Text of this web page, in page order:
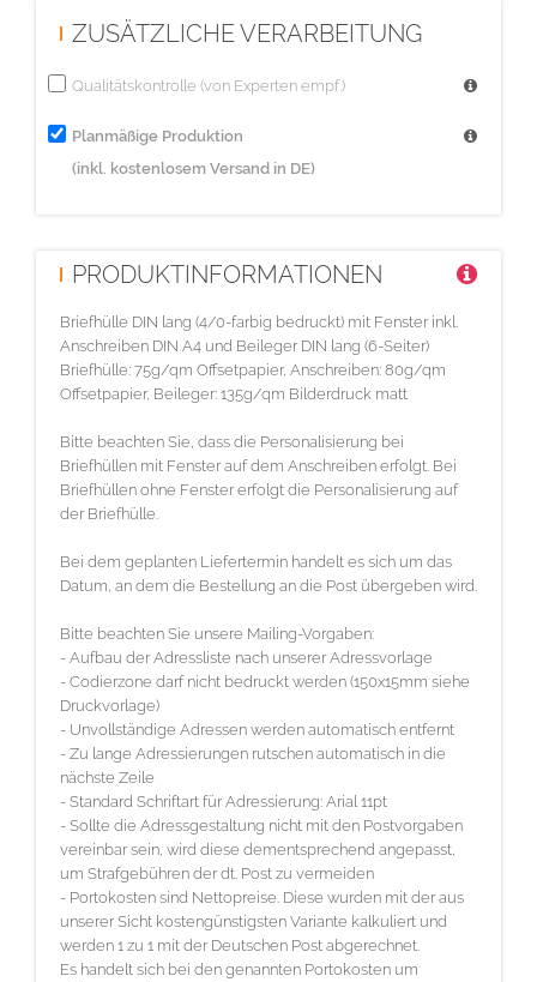
der Deutschen Post abgerechnet.
ohne Gewähr.
Es kann nach Posteinlieferung zu einer Gutschrift oder
Nachberechnung der Portokosten kommen.
(Automationsfähigkeit) sind zu beachten. Bei Nichtbeachtung kann
der Zuschlag der Deutschen Post für die fehlende
Automationsfähigkeit nacherhoben werden.
- Bitte beachten Sie die Dialogpostvorgaben der deutschen Post.
werblichen Inhalten zu. Bei Nichtbeachtung kann ein Zuschlag
der Deutschen Post (Briefpost) nacherhoben werden.
Maschinenkuvertierhüllen DIN lang quer, mit Fenster
Endformat: 22,9 cm x 11,4 cm
Datenformat: 23,9 cm x 12,4 cm
Bitte benennen Sie Ihre Druckdatei wie folgt: Briefumschlag.pdf
Anschreiben (adressiert):
4/4-farbig (beidseitiger Druck)
Endformat: 21,0 cm x 29,7 cm
Datenformat: 21,6 cm x 30,3 cm
Bitte benennen Sie Ihre Druckdatei wie folgt: Anschreiben.pdf
Beileger DIN lang (6-Seiter)
ZUSÄTZLICHE VERARBEITUNG
Qualitätskontrolle (von Experten empf.)
Planmäßige Produktion
(inkl. kostenlosem Versand in DE)
PRODUKTINFORMATIONEN
Briefhülle DIN lang (4/0-farbig bedruckt) mit Fenster inkl.
Anschreiben DIN A4 und Beileger DIN lang (6-Seiter)
Briefhülle: 75g/qm Offsetpapier, Anschreiben: 80g/qm
Offsetpapier, Beileger: 135g/qm Bilderdruck matt
Bitte beachten Sie, dass die Personalisierung bei
Briefhüllen mit Fenster auf dem Anschreiben erfolgt. Bei
Briefhüllen ohne Fenster erfolgt die Personalisierung auf
der Briefhülle.
Bei dem geplanten Liefertermin handelt es sich um das
Datum, an dem die Bestellung an die Post übergeben wird.
Bitte beachten Sie unsere Mailing-Vorgaben:
- Aufbau der Adressliste nach unserer Adressvorlage
- Codierzone darf nicht bedruckt werden (150x15mm siehe
Druckvorlage)
- Unvollständige Adressen werden automatisch entfernt
- Zu lange Adressierungen rutschen automatisch in die
nächste Zeile
- Standard Schriftart für Adressierung: Arial 11pt
- Sollte die Adressgestaltung nicht mit den Postvorgaben
vereinbar sein, wird diese dementsprechend angepasst,
um Strafgebühren der dt. Post zu vermeiden
- Portokosten sind Nettopreise. Diese wurden mit der aus
unserer Sicht kostengünstigsten Variante kalkuliert und
werden 1 zu 1 mit der Deutschen Post abgerechnet.
Es handelt sich bei den genannten Portokosten um